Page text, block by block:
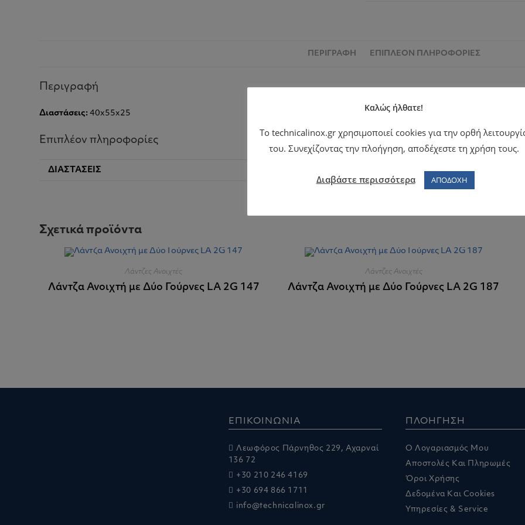
ΠΕΡΙΓΡΑΦΉ ΕΠΙΠΛΈΟΝ ΠΛΗΡΟΦΟΡΊΕΣ
Περιγραφή
Διαστάσεις: 40x55x25
Επιπλέον πληροφορίες
ΔΙΑΣΤΆΣΕΙΣ 40 × 55 × 25 cm
Σχετικά προϊόντα
Λάντζες Ανοιχτές
Λάντζα Ανοιχτή με Δύο Γούρνες LA 2G 147
Λάντζες Ανοιχτές
Λάντζα Ανοιχτή με Δύο Γούρνες LA 2G 187
ΕΠΙΚΟΙΝΩΝΙΑ
Λεωφόρος Πάρνηθος 229, Αχαρναί
136 72
+30 210 246 4169
+30 694 866 1711
info@technicalinox.gr
ΠΛΟΗΓΗΣΗ
Ο Λογαριασμός Μου
Αποστολές Και Πληρωμές
Όροι Χρήσης
Δεδομένα Και Cookies
Υπηρεσίες & Service
Καλώς ήλθατε!
Το technicalinox.gr χρησιμοποιεί cookies για την ορθή
του. Συνεχίζοντας την πλοήγηση, αποδέχεστε τη χρήση τους.
Διαβάστε περισσότερα ΑΠΟΔΟΧΗ